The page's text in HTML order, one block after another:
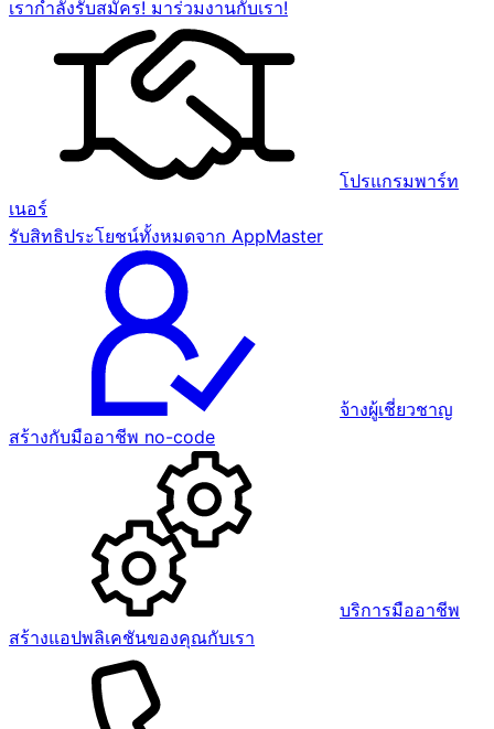
เรากำลังรับสมัคร! มาร่วมงานกับเรา!
โปรแกรมพาร์ท
เนอร์
รับสิทธิประโยชน์ทั้งหมดจาก AppMaster
จ้างผู้เชี่ยวชาญ
สร้างกับมืออาชีพ no-code
บริการมืออาชีพ
สร้างแอปพลิเคชันของคุณกับเรา